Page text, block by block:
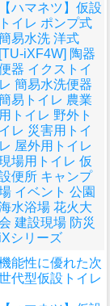
【ハマネツ】仮設
トイレ ポンプ式
易水洗 洋式
[TU-iXF4W] 陶器
器 イクストイ
レ 簡易水洗便器
易トイレ 農業
用トイレ 野外ト
イレ 災害用トイ
レ 屋外用トイレ
場用トイレ 仮
便所 キャンプ
イベント 公園
水浴場 花火大
建設現場 防災
iXシリーズ
能性に優れた次
代型仮設トイレ